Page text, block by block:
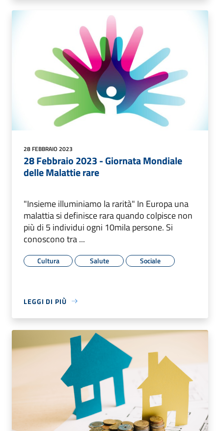
28 FEBBRAIO 2023
28 Febbraio 2023 - Giornata Mondiale
delle Malattie rare
"Insieme illuminiamo la rarità" In Europa una
malattia si definisce rara quando colpisce non
più di 5 individui ogni 10mila persone. Si
conoscono tra ...
Cultura Salute Sociale
LEGGI DI PIÙ